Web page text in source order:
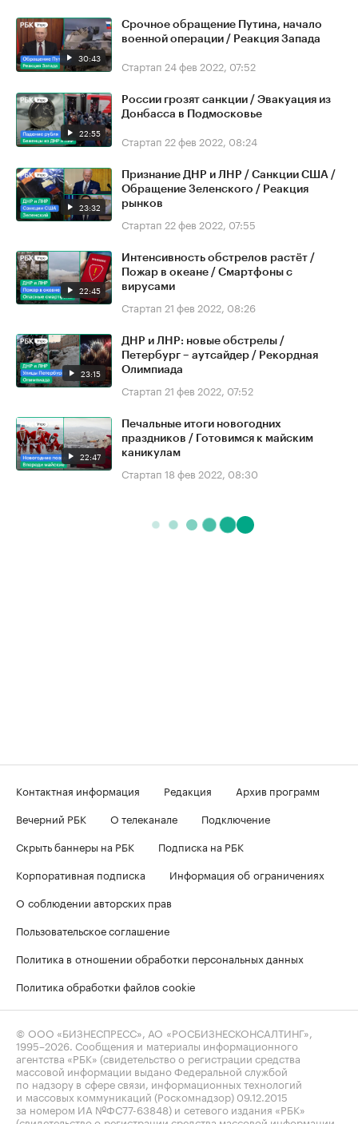
30:43
Срочное обращение Путина, начало
военной операции / Реакция Запада
Стартап 24 фев 2022, 07:52
22:55
России грозят санкции / Эвакуация из
Донбасса в Подмосковье
Стартап 22 фев 2022, 08:24
23:32
Признание ДНР и ЛНР / Санкции США /
Обращение Зеленского / Реакция
рынков
Стартап 22 фев 2022, 07:55
22:45
Интенсивность обстрелов растёт /
Пожар в океане / Смартфоны с
вирусами
Стартап 21 фев 2022, 08:26
23:15
ДНР и ЛНР: новые обстрелы /
Петербург – аутсайдер / Рекордная
Олимпиада
Стартап 21 фев 2022, 07:52
22:47
Печальные итоги новогодних
праздников / Готовимся к майским
каникулам
Стартап 18 фев 2022, 08:30
Контактная информация Редакция
Архив программ
Вечерний РБК
О телеканале
Подключение
Скрыть баннеры на РБК
Подписка на РБК
Корпоративная подписка
Информация об ограничениях
О соблюдении авторских прав
Пользовательское соглашение
Политика в отношении обработки персональных данных
Политика обработки файлов cookie
© ООО «БИЗНЕСПРЕСС», АО «РОСБИЗНЕСКОНСАЛТИНГ»,
1995–2026 . Сообщения и материалы информационного
агентства «РБК» (свидетельство о регистрации средства
массовой информации выдано Федеральной службой
по надзору в сфере связи, информационных технологий
и массовых коммуникаций (Роскомнадзор) 09.12.2015
за номером ИА №ФС77-63848) и сетевого издания «РБК»